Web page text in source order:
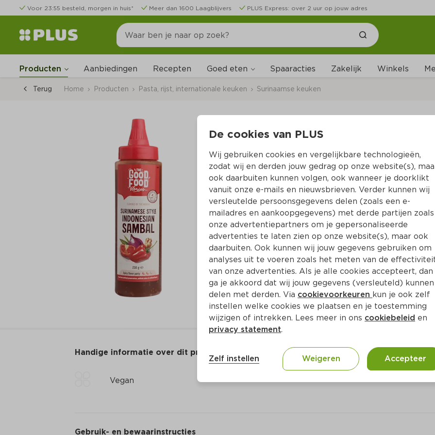
Voor 23:55 besteld, morgen in huis* Meer dan 1600 Laagblijvers PLUS Express: over 2 uur op jouw adres
Producten Aanbiedingen Recepten Goed eten Spaaracties Zakelijk Winkels
Terug Home Producten Pasta, rijst, internationale keuken Surinaamse keuken
The GoodFood
Per Fles 230 g  (per kilo €17.35)
3.99
Toevoegen
Handige informatie over dit product
Vegan
Gebruik- en bewaarinstructies
De cookies van PLUS
Wij gebruiken cookies en vergelijkbare technologieën,
zodat wij en derden jouw gedrag op onze website(s),
ook daarbuiten kunnen volgen, ook wanneer je doorklikt
vanuit onze e-mails en nieuwsbrieven. Verder kunnen wij
versleutelde persoonsgegevens delen (zoals een e-
mailadres en aankoopgegevens) met derde partijen zoals
onze advertentiepartners om je gepersonaliseerde
advertenties te laten zien op onze website(s), maar ook
daarbuiten. Ook kunnen wij jouw gegevens gebruiken om
analyses uit te voeren zoals het meten van de
van onze advertenties. Als je alle cookies accepteert, dan
ga je akkoord dat wij jouw gegevens (versleuteld) kunnen
delen met derden. Via cookievoorkeuren kun je ook zelf
instellen welke cookies we plaatsen en je toestemming
wijzigen of intrekken. Lees meer in ons cookiebeleid en
privacy statement.
Zelf instellen Weigeren Accepteer